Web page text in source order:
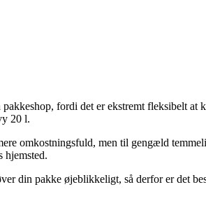
fordi det er ekstremt fleksibelt at
20 l.
omkostningsfuld, men til gengæld
hjemsted.
din pakke øjeblikkeligt, så derfor er det